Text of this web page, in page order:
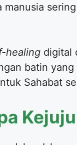
manusia
healing digital
batin
Sahabat